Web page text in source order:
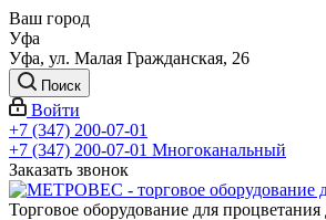
Ваш город
Уфа
Уфа, ул. Малая Гражданская, 26
Поиск
Войти
+7 (347) 200-07-01
+7 (347) 200-07-01 Многоканальный
Заказать звонок
Торговое оборудование для процветания